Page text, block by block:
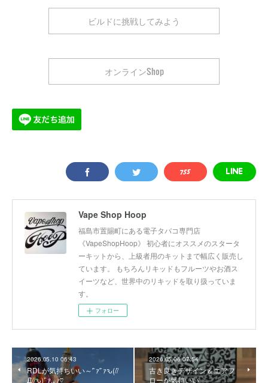
ビルドに挑戦してみよう
オンラインShop
Vape Shop Hoop
福島市置賜町にある電子タバコ専門店
《VapeShopHoop》 初心者にオススメのスタータ
ーキットから、上級者用のキットまで幅広く販売し
ています。 もちろんリキッドもフルーツやお酒ス
イーツなど、世界中のリキッドを取り扱っていま
す。
フォロー
2026.05.10 06:43
RDLが気持ちいい～'`ｧ'`ｧԅ(//́
Д/̀/ԅ)'`ｧ,､ｧ♡
2026.05.06 07:54
古き良きデザイン＆エアフ
ローが気持いい